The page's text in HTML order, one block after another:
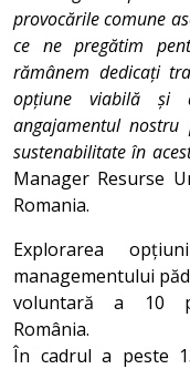
provocările comune
ce ne pregătim
rămânem dedicați
opțiune viabilă și
angajamentul
sustenabilitate în
Manager Resurse
Romania.
Explorarea
managementului
voluntară a 10
România.
În cadrul a peste